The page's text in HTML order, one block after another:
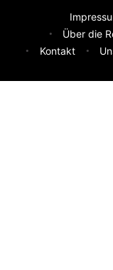
Über die
Kontakt